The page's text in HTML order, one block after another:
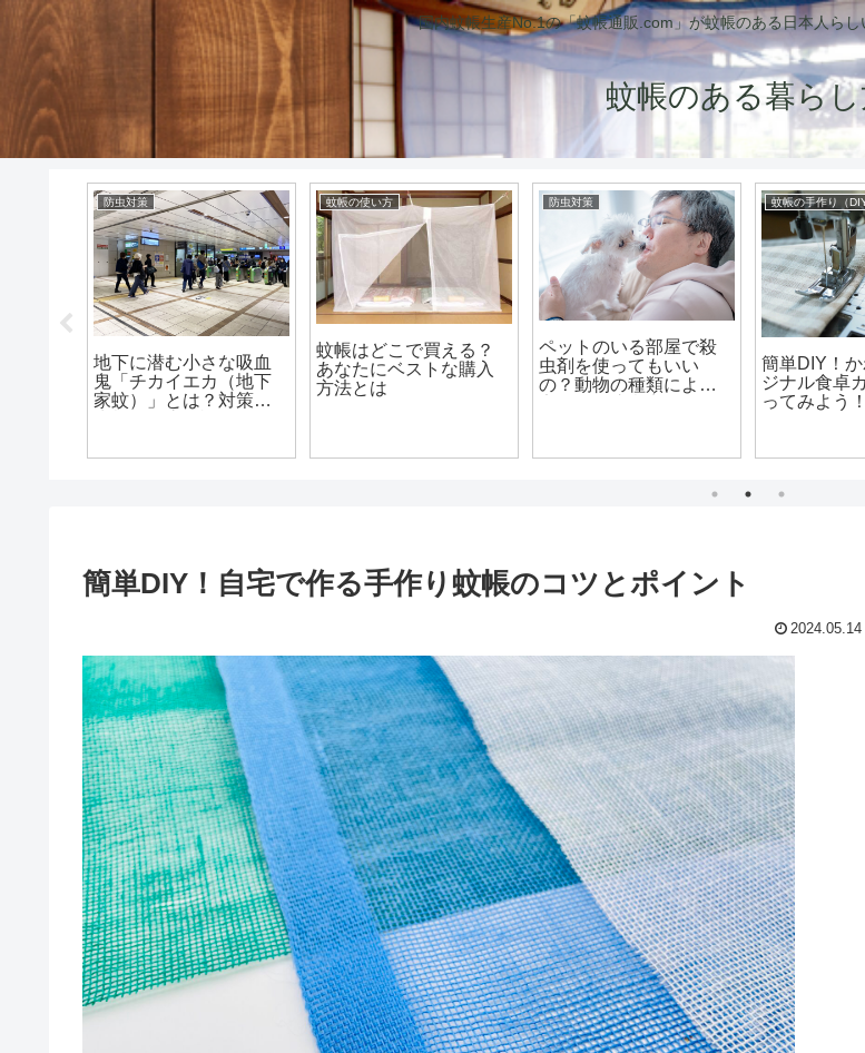
国内蚊帳生産No.1の「蚊帳通販.com」が蚊帳のある日本人ら
蚊帳のある暮ら
防虫対策
地下に潜む小さな吸血
鬼「チカイエカ（地下
家蚊）」とは？対策と
蚊帳の使い方
蚊帳はどこで買える？
あなたにベストな購入
方法とは
防虫対策
ペットのいる部屋で殺
虫剤を使ってもいい
の？動物の種類による
蚊帳の手作り（
簡単DIY！
ジナル食卓
ってみよう！
簡単DIY！自宅で作る手作り蚊帳のコツとポイント
2024.05.14